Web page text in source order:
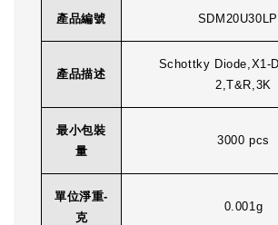
產品編號
產品描述
Schottky Diode,X1-
2,T&R,3K
最小包裝
量
3000 pcs
單位淨重-
克
0.001g